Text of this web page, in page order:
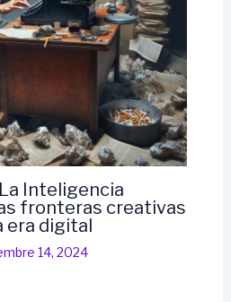
Inteligencia
fronteras creativas
era digital
14, 2024